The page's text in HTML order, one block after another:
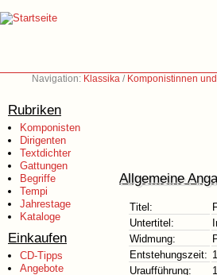
Navigation: Klassika / Komponistinnen
Rubriken
Komponisten
Dirigenten
Textdichter
Gattungen
Begriffe
Tempi
Jahrestage
Kataloge
Einkaufen
CD-Tipps
Angebote
Allgemeine
Titel:
Untertitel:
Widmung:
Entstehungszeit:
Uraufführung: